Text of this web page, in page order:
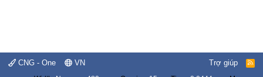
CNG - One VN Trợ giúp
R